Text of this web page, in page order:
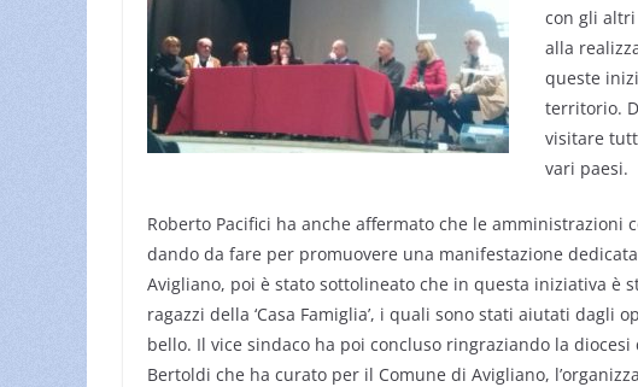
con gli altri
alla
queste
territorio.
visitare
vari paesi.
Roberto Pacifici ha anche affermato che le amministrazioni
dando da fare per promuovere una manifestazione
Avigliano, poi è stato sottolineato che in questa iniziativa è
ragazzi della ‘Casa Famiglia’, i quali sono stati aiutati
bello. Il vice sindaco ha poi concluso ringraziando la
Bertoldi che ha curato per il Comune di Avigliano,